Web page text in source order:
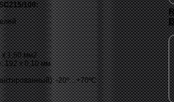
100:
х 1,50 мм2
192 х 0,10 мм
-20º…+70ºС